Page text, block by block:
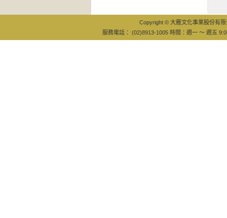
Copyright © 大雁文化事業股份有
服務電話： (02)8913-1005 時間：週一 ～ 週五